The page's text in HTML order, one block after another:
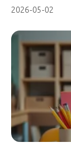
2026-05-02